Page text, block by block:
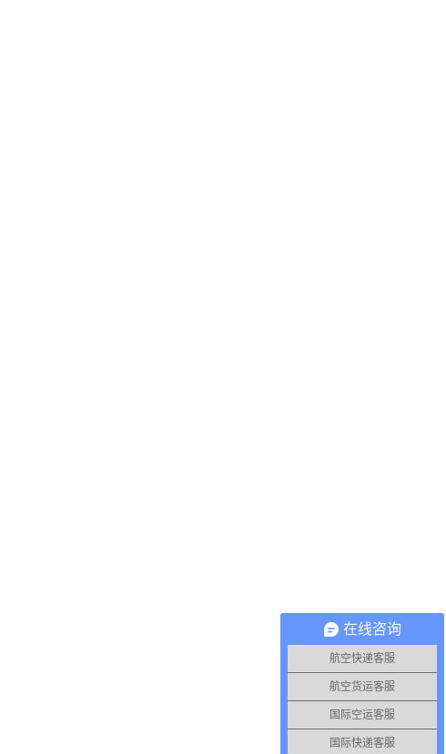
在线咨询
航空快递客服
航空货运客服
国际空运客服
国际快递客服